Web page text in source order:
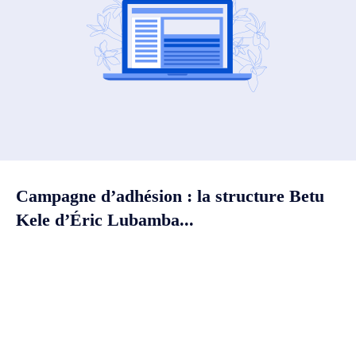
Campagne d’adhésion : la structure Betu
Kele d’Éric Lubamba...